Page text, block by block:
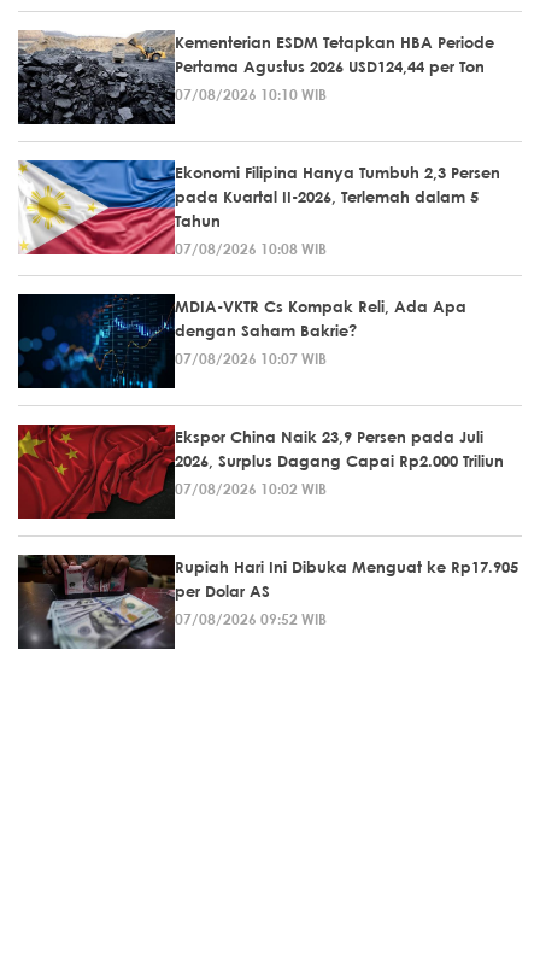
Kementerian ESDM Tetapkan HBA Periode
Pertama Agustus 2026 USD124,44 per Ton
07/08/2026 10:10 WIB
Ekonomi Filipina Hanya Tumbuh 2,3 Persen
pada Kuartal II-2026, Terlemah dalam 5
Tahun
07/08/2026 10:08 WIB
MDIA-VKTR Cs Kompak Reli, Ada Apa
dengan Saham Bakrie?
07/08/2026 10:07 WIB
Ekspor China Naik 23,9 Persen pada Juli
2026, Surplus Dagang Capai Rp2.000 Triliun
07/08/2026 10:02 WIB
Rupiah Hari Ini Dibuka Menguat ke Rp17.905
per Dolar AS
07/08/2026 09:52 WIB